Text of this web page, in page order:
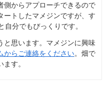
側からアプローチできるので
ートしたマメジンですが、す
分でもびっくりです。
と思います。マメジンに興味
からご連絡をください。畑で
す。